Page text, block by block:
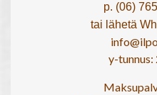
p. (06)
tai lähetä
y-